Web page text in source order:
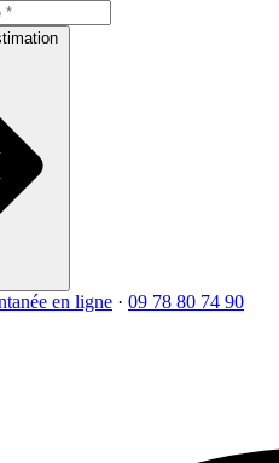
en ligne · 09 78 80 74 90